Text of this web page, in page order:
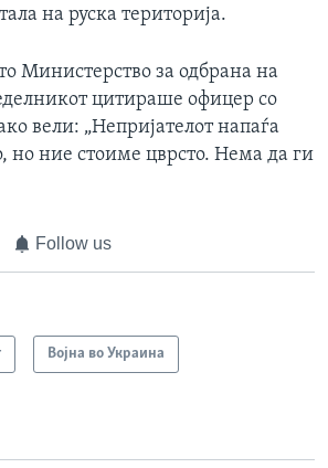
на руска територија.
Министерство за одбрана на
цитираше офицер со
вели: „Непријателот напаѓа
но ние стоиме цврсто. Нема да ги
Follow us
Војна во Украина